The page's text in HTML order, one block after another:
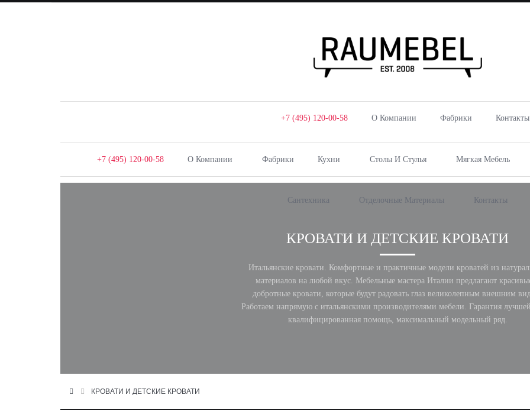
+7 (495) 120-00-58 О Компании Фабрики Контакты
+7 (495) 120-00-58 О Компании Фабрики Кухни Столы И Стулья Мягкая Мебель
Сантехника Отделочные Материалы Контакты
КРОВАТИ И ДЕТСКИЕ КРОВАТИ
Итальянские кровати. Комфортные и практичные модели кроватей из
материалов на любой вкус. Мебельные мастера Италии предлагают
добротные кровати, которые будут радовать глаз великолепным внешним
Работаем напрямую с итальянскими производителями мебели. Гарантия
квалифицированная помощь, максимальный модельный ряд.
КРОВАТИ И ДЕТСКИЕ КРОВАТИ